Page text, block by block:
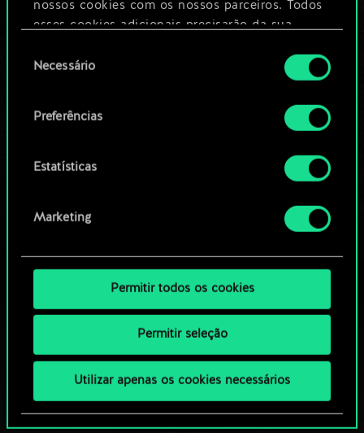
nossos cookies com os nossos parceiros. Todos
esses cookies adicionais precisarão da sua
Você encontrará todos os detalhes sobre o uso
de cookies e poderá ajustar as suas preferências
no menu "Configurações" abaixo.
deNecessário
Preferências
Estatísticas
Marketing
Permitir todos os cookies
Permitir seleção
Utilizar apenas os cookies necessários
comunidade